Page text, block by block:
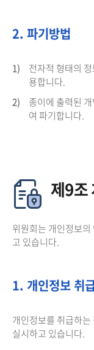
2. 파기방법
1)
전자적 형태의
용합니다.
2)
종이에 출력된
여 파기합니다.
제9조
위원회는 개인정보
고 있습니다.
1. 개인정보 취
개인정보를 취급하
실시하고 있습니다.